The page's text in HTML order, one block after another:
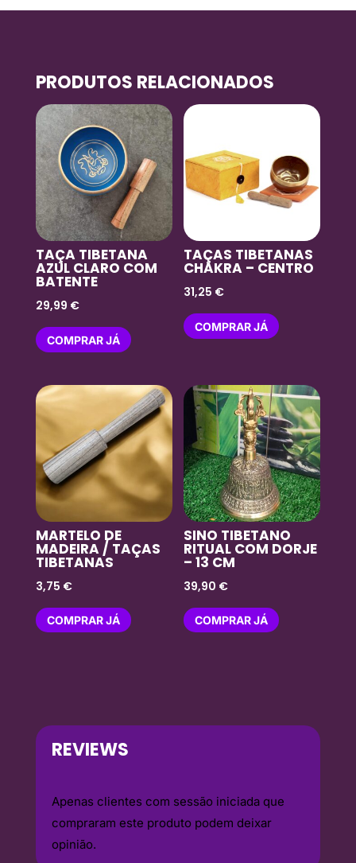
PRODUTOS RELACIONADOS
TAÇA TIBETANA
AZUL CLARO COM
BATENTE
29,99 €
COMPRAR JÁ
TAÇAS TIBETANAS
CHAKRA – CENTRO
31,25 €
COMPRAR JÁ
MARTELO DE
MADEIRA / TAÇAS
TIBETANAS
3,75 €
COMPRAR JÁ
SINO TIBETANO
RITUAL COM DORJE
– 13 CM
39,90 €
COMPRAR JÁ
REVIEWS
Apenas clientes com sessão iniciada que
compraram este produto podem deixar
opinião.